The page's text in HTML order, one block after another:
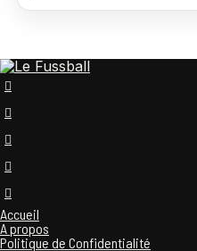
Accueil
A propos
Politique de Confidentialité